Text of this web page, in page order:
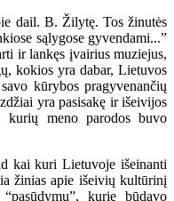
dail. B. Žilytę. Tos žinutės
sąlygose gyvendami...”
ir lankęs įvairius muziejus,
kokios yra dabar, Lietuvos
kūrybos pragyvenančių
yra pasisakę ir išeivijos
meno parodos buvo
kai kuri Lietuvoje išeinanti
žinias apie išeivių kultūrinį
kurie būdavo